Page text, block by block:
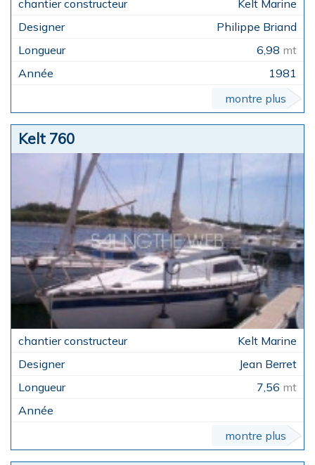
Kelt Marine
Philippe Briand
6,98 mt
1981
montre plus
Kelt 760
Kelt Marine
Jean Berret
7,56 mt
montre plus